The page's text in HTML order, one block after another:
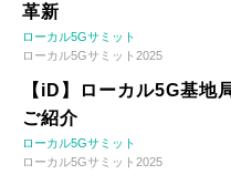
革新
ローカル5Gサミット
ローカル5Gサミット2025
【iD】ローカル5G基
ご紹介
ローカル5Gサミット
ローカル5Gサミット2025